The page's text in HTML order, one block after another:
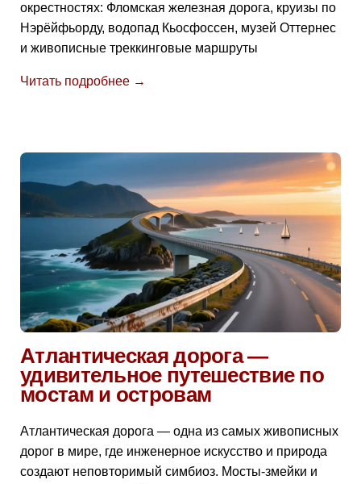
окрестностях: Фломская железная дорога, круизы по
Нэрёйфьорду, водопад Кьосфоссен, музей Оттернес
и живописные треккинговые маршруты
Читать подробнее →
Атлантическая дорога —
удивительное путешествие по
мостам и островам
Атлантическая дорога — одна из самых живописных
дорог в мире, где инженерное искусство и природа
создают неповторимый симбиоз. Мосты-змейки и